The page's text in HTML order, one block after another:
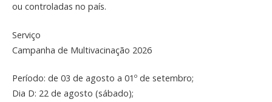
ou controladas no país.
Serviço
Campanha de Multivacinação 2026
Período: de 03 de agosto a 01º de setembro;
Dia D: 22 de agosto (sábado);